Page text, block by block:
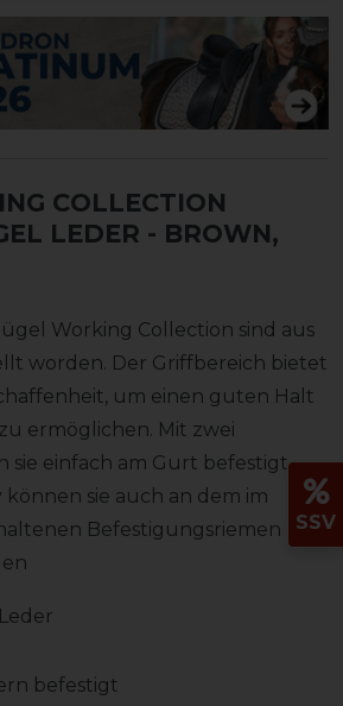
COLLECTION
LEDER - BROWN,
Working Collection sind aus
worden. Der Griffbereich bietet
um einen guten Halt
ermöglichen. Mit zwei
sie einfach am Gurt befestigt
sie auch an dem im
Befestigungsriemen
befestigt
SSV